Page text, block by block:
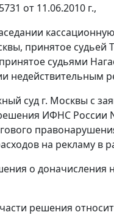
от 11.06.2010 г.,
принятое судьей
судьями
суд г. Москвы с
ИФНС России
на рекламу в
о
решения